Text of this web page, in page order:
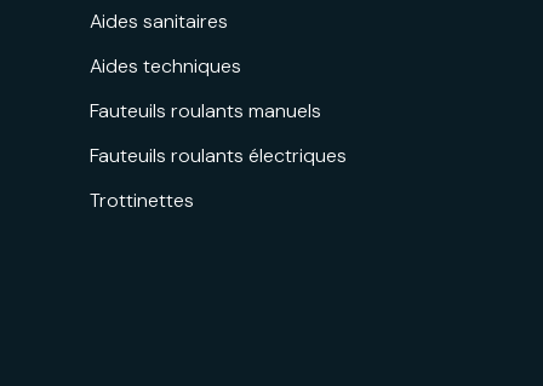
Aides sanitaires
Aides techniques
Fauteuils roulants manuels
Fauteuils roulants électriques
Trottinettes